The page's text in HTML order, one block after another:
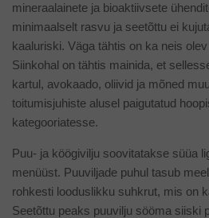
mineraalainete ja bioaktiivsete
minimaalselt rasvu ja seetõttu ei
kaaluriski. Väga tähtis on ka neis
Siinkohal on tähtis mainida, et
kartul, avokaado, oliivid ja mõned
toitumisjuhiste alusel paigutatud
kategooriatesse.
Puu- ja köögivilju soovitatakse süüa
menüüst. Puuviljade puhul tasub
rohkesti looduslikku suhkrut, mis on
Seetõttu peaks puuvilju sööma siiski